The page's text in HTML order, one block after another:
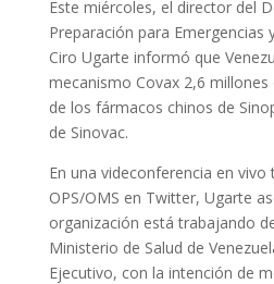
Este miércoles, el director del
Preparación para Emergencias
Ciro Ugarte informó que
mecanismo Covax 2,6 millones
de los fármacos chinos de
de Sinovac.
En una videconferencia en
OPS/OMS en Twitter, Ugarte
organización está trabajando
Ministerio de Salud de
Ejecutivo, con la intención de